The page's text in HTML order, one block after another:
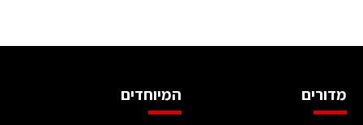
מדורים המיוחדים